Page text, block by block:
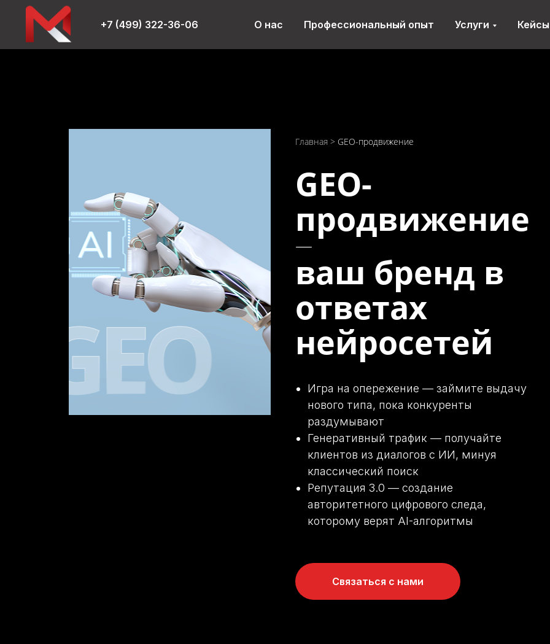
+7 (499) 322-36-06 О нас Профессиональный опыт Услуги Кейсы
Главная > GEO-продвижение
GEO-
продвижение
—
ваш бренд в
ответах
нейросетей
Игра на опережение — займите выдачу
нового типа, пока конкуренты
раздумывают
Генеративный трафик — получайте
клиентов из диалогов с ИИ, минуя
классический поиск
Репутация 3.0 — создание
авторитетного цифрового следа,
которому верят AI-алгоритмы
Связаться с нами